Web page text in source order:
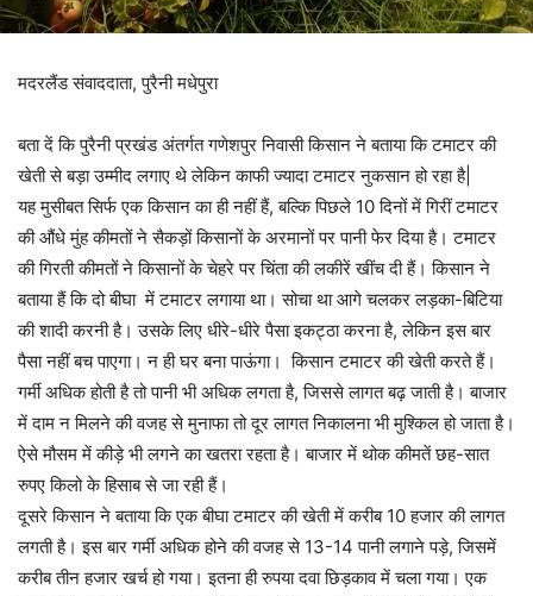
मदरलैंड संवाददाता, पुरैनी मधेपुरा
बता दें कि पुरैनी प्रखंड अंतर्गत गणेशपुर निवासी किसान ने बताया कि टमाटर की
खेती से बड़ा उम्मीद लगाए थे लेकिन काफी ज्यादा टमाटर नुकसान हो रहा है|
यह मुसीबत सिर्फ एक किसान का ही नहीं हैं, बल्कि पिछले 10 दिनों में गिरीं टमाटर
की औंधे मुंह कीमतों ने सैकड़ों किसानों के अरमानों पर पानी फेर दिया है। टमाटर
की गिरती कीमतों ने किसानों के चेहरे पर चिंता की लकीरें खींच दी हैं। किसान ने
बताया हैं कि दो बीघा में टमाटर लगाया था। सोचा था आगे चलकर लड़का-बिटिया
की शादी करनी है। उसके लिए धीरे-धीरे पैसा इकट्ठा करना है, लेकिन इस बार
पैसा नहीं बच पाएगा। न ही घर बना पाऊंगा। किसान टमाटर की खेती करते हैं।
गर्मी अधिक होती है तो पानी भी अधिक लगता है, जिससे लागत बढ़ जाती है। बाजार
में दाम न मिलने की वजह से मुनाफा तो दूर लागत निकालना भी मुश्किल हो जाता है।
ऐसे मौसम में कीड़े भी लगने का खतरा रहता है। बाजार में थोक कीमतें छह-सात
रुपए किलो के हिसाब से जा रही हैं।
दूसरे किसान ने बताया कि एक बीघा टमाटर की खेती में करीब 10 हजार की लागत
लगती है। इस बार गर्मी अधिक होने की वजह से 13-14 पानी लगाने पड़े, जिसमें
करीब तीन हजार खर्च हो गया। इतना ही रुपया दवा छिड़काव में चला गया। एक